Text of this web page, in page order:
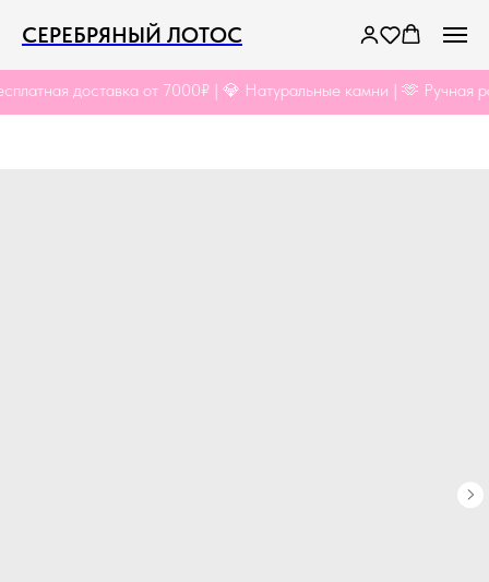
СЕРЕБРЯНЫЙ ЛОТОС
доставка от 7000₽ | 💎 Натуральные камни | 🫶 Ручная